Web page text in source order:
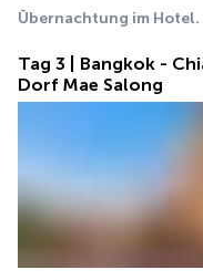
Übernachtung im Hotel.
Tag 3 | Bangkok -
Dorf Mae Salong